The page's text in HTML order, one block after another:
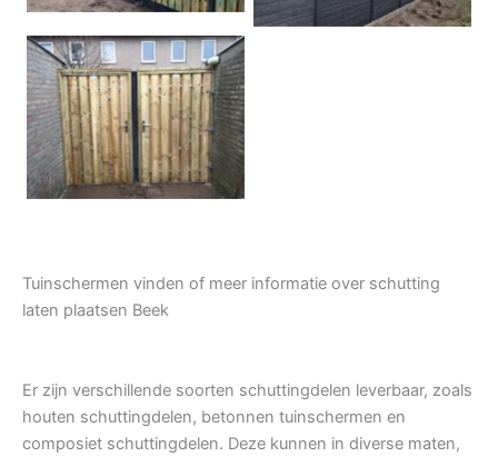
Tuindeur grenen
Tuinschermen vinden of meer informatie over schutting
laten plaatsen Beek
Er zijn verschillende soorten schuttingdelen leverbaar, zoals
houten schuttingdelen, betonnen tuinschermen en
composiet schuttingdelen. Deze kunnen in diverse maten,